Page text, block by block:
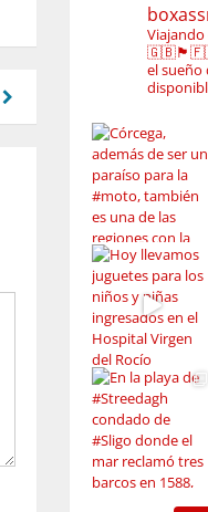
el sueño